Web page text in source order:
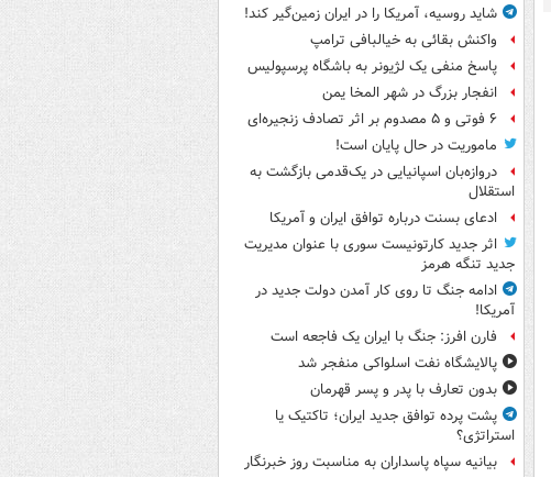
شاید روسیه، آمریکا را در ایران زمین‌گیر کند!
واکنش بقائی به خیالبافی ترامپ
پاسخ منفی یک لژیونر به باشگاه پرسپولیس
انفجار بزرگ در شهر المخا یمن
۶ فوتی و ۵ مصدوم بر اثر تصادف زنجیره‌ای
ماموریت در حال پایان است!
دروازه‌بان اسپانیایی در یک‌قدمی بازگشت به
استقلال
ادعای بسنت درباره توافق ایران و آمریکا
اثر جدید کارتونیست سوری با عنوان مدیریت
جدید تنگه هرمز
ادامه جنگ تا روی کار آمدن دولت جدید در
آمریکا!
فارن افرز: جنگ با ایران یک فاجعه است
پالایشگاه نفت اسلواکی منفجر شد
بدون تعارف با پدر و پسر قهرمان
پشت پرده توافق جدید ایران؛ تاکتیک یا
استراتژی؟
بیانیه سپاه پاسداران به مناسبت روز خبرنگار